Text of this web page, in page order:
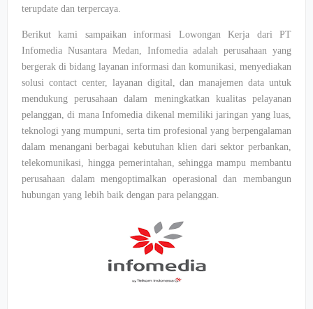
terupdate dan terpercaya.
Berikut kami sampaikan informasi Lowongan Kerja dari PT
Infomedia Nusantara Medan, Infomedia adalah perusahaan yang
bergerak di bidang layanan informasi dan komunikasi, menyediakan
solusi contact center, layanan digital, dan manajemen data untuk
mendukung perusahaan dalam meningkatkan kualitas pelayanan
pelanggan, di mana Infomedia dikenal memiliki jaringan yang luas,
teknologi yang mumpuni, serta tim profesional yang berpengalaman
dalam menangani berbagai kebutuhan klien dari sektor perbankan,
telekomunikasi, hingga pemerintahan, sehingga mampu membantu
perusahaan dalam mengoptimalkan operasional dan membangun
hubungan yang lebih baik dengan para pelanggan.